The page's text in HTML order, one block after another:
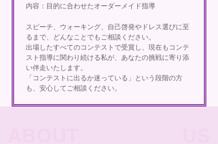
内容：目的に合わせたオーダーメイド指導
スピーチ、ウォーキング、自己啓発やドレス選びに至
るまで、どんなことでもご相談ください。
出場したすべてのコンテストで受賞し、現在もコンテ
スト指導に関わり続ける私が、あなたの挑戦に寄り添
い伴走いたします。
「コンテストに出るか迷っている」という段階の方
も、安心してご相談ください。